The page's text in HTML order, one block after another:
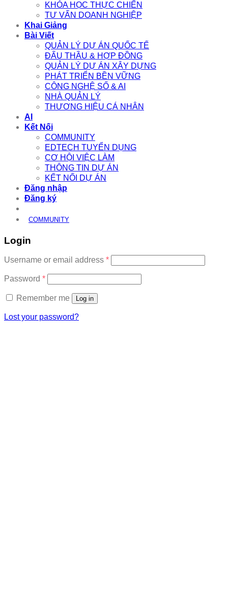
KHÓA HỌC THỰC CHIẾN
TƯ VẤN DOANH NGHIỆP
Khai Giảng
Bài Viết
QUẢN LÝ DỰ ÁN QUỐC TẾ
ĐẤU THẦU & HỢP ĐỒNG
QUẢN LÝ DỰ ÁN XÂY DỰNG
PHÁT TRIỂN BỀN VỮNG
CÔNG NGHỆ SỐ & AI
NHÀ QUẢN LÝ
THƯƠNG HIỆU CÁ NHÂN
AI
Kết Nối
COMMUNITY
EDTECH TUYỂN DỤNG
CƠ HỘI VIỆC LÀM
THÔNG TIN DỰ ÁN
KẾT NỐI DỰ ÁN
Đăng nhập
Đăng ký
COMMUNITY
Login
Username or email address *Required
Password *Required
Remember me Log in
Lost your password?